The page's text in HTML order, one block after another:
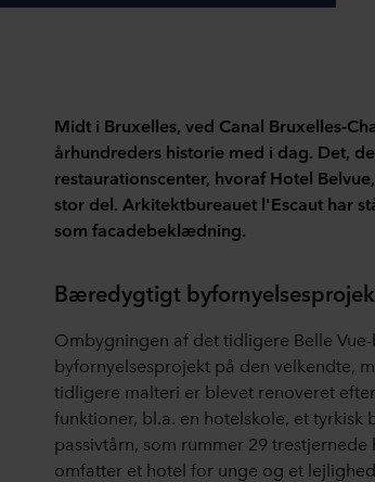
Midt i Bruxelles, ved Canal Bruxelles-
århundreders historie med i dag. Det,
restaurationscenter, hvoraf Hotel
stor del. Arkitektbureauet l'Escaut har
som facadebeklædning.
Bæredygtigt
Ombygningen af det tidligere Belle
byfornyelsesprojekt på den velkendte,
tidligere malteri er blevet renoveret
funktioner, bl.a. en hotelskole, et
passivtårn, som rummer 29
omfatter et hotel for unge og et